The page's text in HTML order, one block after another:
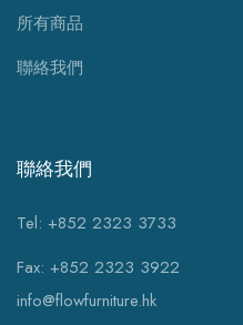
所有商品
聯絡我們
聯絡我們
Tel: +852 2323 3733
Fax: +852 2323 3922
info@flowfurniture.hk